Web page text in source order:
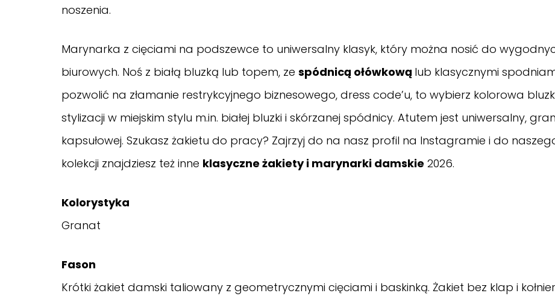
noszenia.
Marynarka z cięciami na podszewce to uniwersalny klasyk, który można nosić do
biurowych. Noś z białą bluzką lub topem, ze spódnicą ołówkową lub klasycznymi
pozwolić na złamanie restrykcyjnego biznesowego, dress code’u, to wybierz kolorowa
stylizacji w miejskim stylu m.in. białej bluzki i skórzanej spódnicy. Atutem jest uniwersalny,
kapsułowej. Szukasz żakietu do pracy? Zajrzyj do na nasz profil na Instagramie i do
kolekcji znajdziesz też inne klasyczne żakiety i marynarki damskie 2026.
Kolorystyka
Granat
Fason
Krótki żakiet damski taliowany z geometrycznymi cięciami i baskinką. Żakiet bez klap i